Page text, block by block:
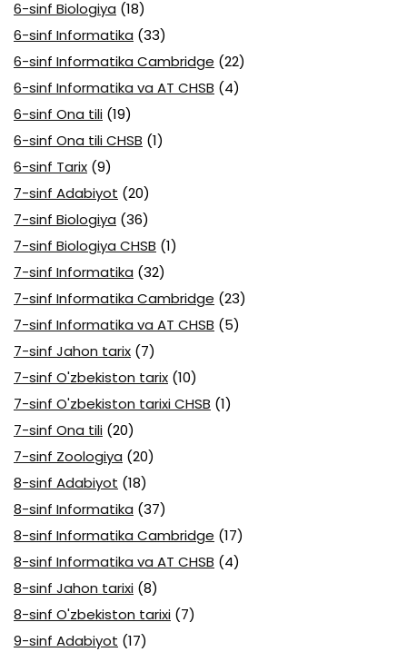
6-sinf Biologiya (18)
6-sinf Informatika (33)
6-sinf Informatika Cambridge (22)
6-sinf Informatika va AT CHSB (4)
6-sinf Ona tili (19)
6-sinf Ona tili CHSB (1)
6-sinf Tarix (9)
7-sinf Adabiyot (20)
7-sinf Biologiya (36)
7-sinf Biologiya CHSB (1)
7-sinf Informatika (32)
7-sinf Informatika Cambridge (23)
7-sinf Informatika va AT CHSB (5)
7-sinf Jahon tarix (7)
7-sinf O'zbekiston tarix (10)
7-sinf O'zbekiston tarixi CHSB (1)
7-sinf Ona tili (20)
7-sinf Zoologiya (20)
8-sinf Adabiyot (18)
8-sinf Informatika (37)
8-sinf Informatika Cambridge (17)
8-sinf Informatika va AT CHSB (4)
8-sinf Jahon tarixi (8)
8-sinf O'zbekiston tarixi (7)
9-sinf Adabiyot (17)